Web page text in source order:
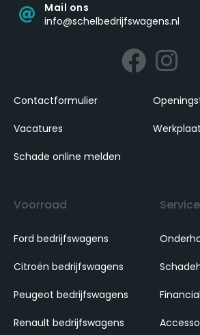
Mail ons
info@schelbedrijfswagens.nl
Contactformulier
Vacatures
Schade online melden
Voorraad
Ford bedrijfswagens
Citroën bedrijfswagens
Peugeot bedrijfswagens
Renault bedrijfswagens